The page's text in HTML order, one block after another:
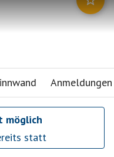
Anmeldungen
möglich
statt